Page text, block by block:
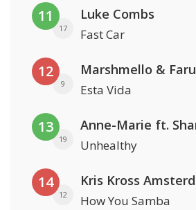
11
17
Luke Combs
Fast Car
12
9
Marshmello &
Esta Vida
13
19
Anne-Marie ft.
Unhealthy
14
12 How You Samba